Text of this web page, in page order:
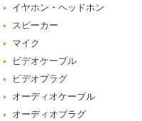
イヤホン・ヘッドホン
スピーカー
マイク
ビデオケーブル
ビデオプラグ
オーディオケーブル
オーディオプラグ